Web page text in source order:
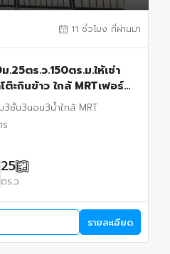
11 ชั่วโมง ที่ผ่านมา
ตร.ว.150ตร.ม.ให้เช่า
ะกินข้าว ใกล้ MRTเฟอร์
4 พร้อมเข้าอยู่รามอินทรา
3ชั้น3นอน3น้ำใกล้ MRT
25
ตร.ว.
รายละเอียด